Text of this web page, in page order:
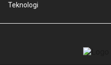
Teknologi